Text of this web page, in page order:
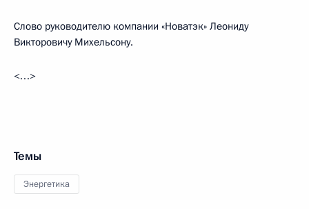
Слово руководителю компании «Новатэк» Леониду
Викторовичу Михельсону.
<…>
Темы
Энергетика